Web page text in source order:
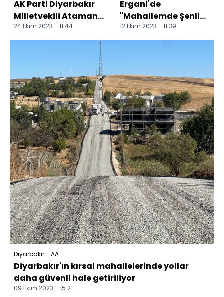
AK Parti Diyarbakır
Milletvekili Ataman,
ilçeleri ziyaret etti
24 Ekim 2023 - 11:44
Ergani'de
"Mahallemde Şenlik
Var" etkinliği
gerçekleştirildi
12 Ekim 2023 - 11:39
Diyarbakır - AA
Diyarbakır'ın kırsal mahallelerinde yollar
daha güvenli hale getiriliyor
09 Ekim 2023 - 15:21